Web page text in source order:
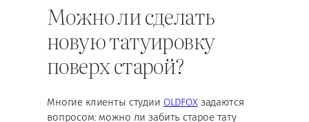
Можно ли сделать
новую татуировку
поверх старой?
Многие клиенты студии OLDFOXзадаются
вопросом: можно ли забить старое тату